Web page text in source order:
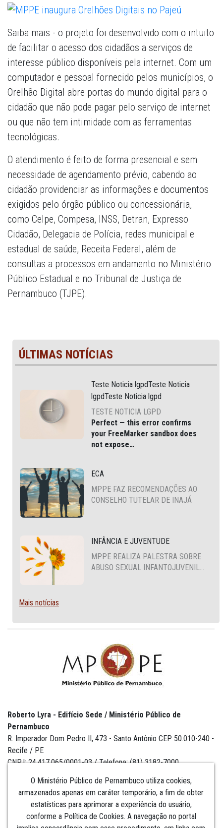
Saiba mais - o projeto foi desenvolvido com o intuito
de facilitar o acesso dos cidadãos a serviços de
interesse público disponíveis pela internet. Com um
computador e pessoal fornecido pelos municípios, o
Orelhão Digital abre portas do mundo digital para o
cidadão que não pode pagar pelo serviço de internet
ou que não tem intimidade com as ferramentas
tecnológicas.
O atendimento é feito de forma presencial e sem
necessidade de agendamento prévio, cabendo ao
cidadão providenciar as informações e documentos
exigidos pelo órgão público ou concessionária,
como Celpe, Compesa, INSS, Detran, Expresso
Cidadão, Delegacia de Polícia, redes municipal e
estadual de saúde, Receita Federal, além de
consultas a processos em andamento no Ministério
Público Estadual e no Tribunal de Justiça de
Pernambuco (TJPE).
ÚLTIMAS NOTÍCIAS
Teste Noticia lgpdTeste Noticia
lgpdTeste Noticia lgpd
TESTE NOTICIA LGPD
Perfect — this error confirms
your FreeMarker sandbox does
not expose
DXP and Cloud environments.
ECA
MPPE FAZ RECOMENDAÇÕES AO
CONSELHO TUTELAR DE INAJÁ
INFÂNCIA E JUVENTUDE
MPPE REALIZA PALESTRA SOBRE
ABUSO SEXUAL INFANTOJUVENIL
Mais notícias
O Ministério Público de Pernambuco utiliza cookies,
armazenados apenas em caráter temporário, a fim de obter
estatísticas para aprimorar a experiência do usuário,
conforme a Política de Cookies. A navegação no portal
Roberto Lyra - Edifício Sede / Ministério Público de
Pernambuco
R. Imperador Dom Pedro II, 473 - Santo Antônio CEP 50.010-240 -
Recife / PE
CNPJ: 24.417.065/0001-03 / Telefone: (81) 3182-7000
Institucional